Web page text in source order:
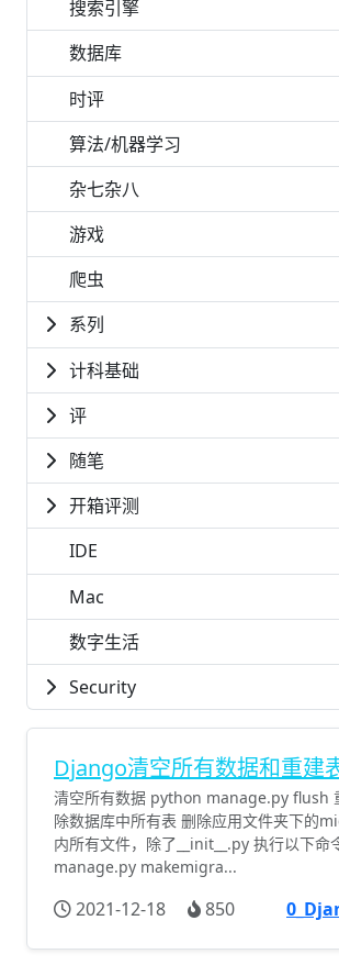
搜索引擎
数据库
时评
算法/机器学习
杂七杂八
游戏
爬虫
系列
计科基础
评
随笔
开箱评测
IDE
Mac
数字生活
Security
Django清空所有数据和重建
清空所有数据 python manage.py flush
除数据库中所有表 删除应用文件夹下的
内所有文件，除了__init__.py 执行以下
manage.py makemigra...
2021-12-18 850